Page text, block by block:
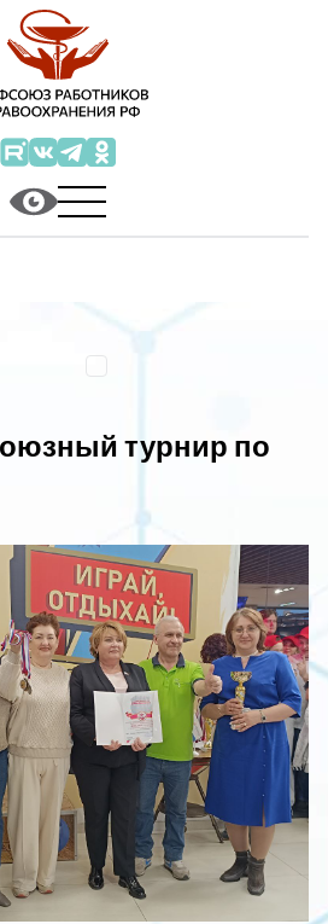
турнир по